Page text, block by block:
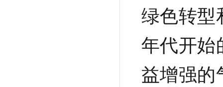
绿色转型
年代开始
益增强